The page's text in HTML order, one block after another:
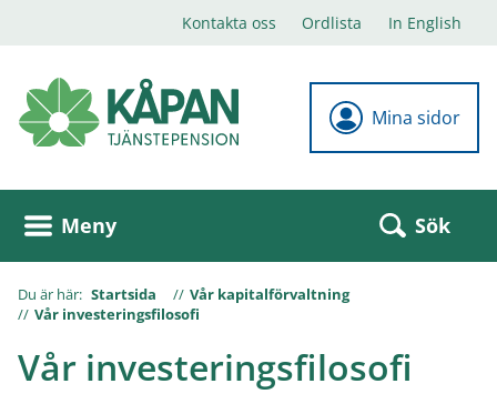
Kontakta oss Ordlista In English
Mina sidor
Meny Sök
Du är här: Startsida
Vår kapitalförvaltning
Vår investeringsfilosofi
Vår investeringsfilosofi